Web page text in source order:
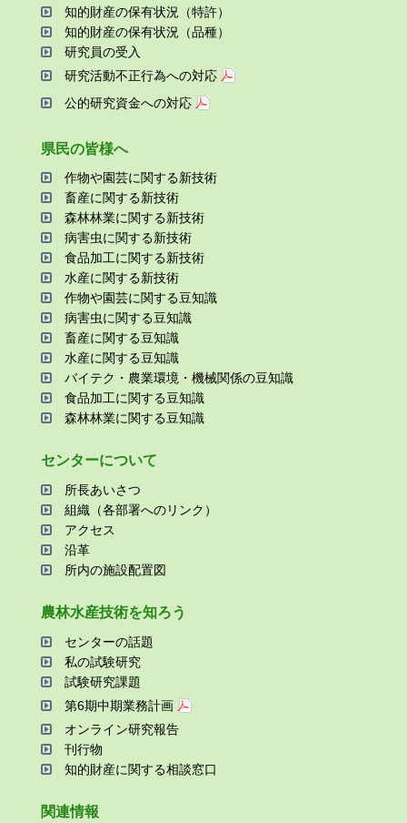
知的財産の保有状況（特許）
知的財産の保有状況（品種）
研究員の受⼊
研究活動不正⾏為への対応
公的研究資金への対応
県⺠の皆様へ
作物や園芸に関する新技術
畜産に関する新技術
森林林業に関する新技術
病害⾍に関する新技術
⾷品加⼯に関する新技術
⽔産に関する新技術
作物や園芸に関する⾖知識
病害⾍に関する⾖知識
畜産に関する⾖知識
⽔産に関する⾖知識
バイテク・農業環境・機械関係の⾖知識
⾷品加⼯に関する⾖知識
森林林業に関する⾖知識
センターについて
所⻑あいさつ
組織（各部署へのリンク）
アクセス
沿⾰
所内の施設配置図
農林⽔産技術を知ろう
センターの話題
私の試験研究
試験研究課題
第6期中期業務計画
オンライン研究報告
刊⾏物
知的財産に関する相談窓⼝
関連情報